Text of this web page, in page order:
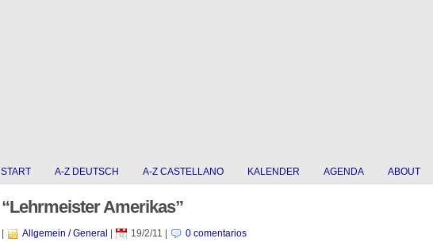
START A-Z DEUTSCH A-Z CASTELLANO KALENDER AGENDA ABOUT
“Lehrmeister Amerikas”
Allgemein / General 19/2/11 0 comentarios